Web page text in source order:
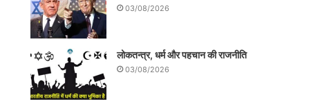
03/08/2026
लोकतन्त्र, धर्म और पहचान की राजनीति
03/08/2026